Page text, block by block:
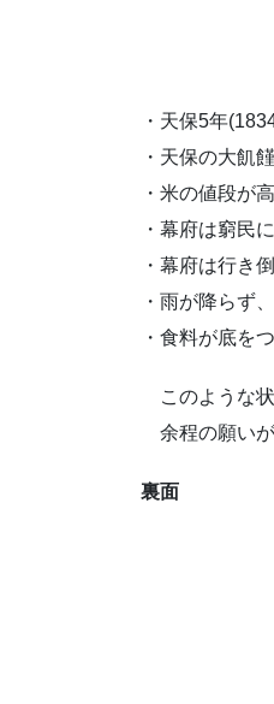
・天保5年
・天保の大飢
・米の値段が
・幕府は窮民
・幕府は行き
・雨が降らず
・食料が底を
このような状
余程の願いが
裏面